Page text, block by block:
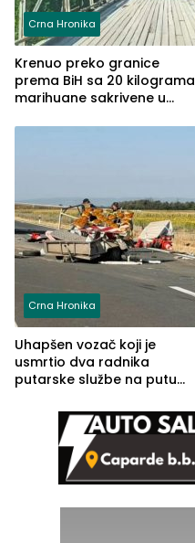
Crna Hronika
Krenuo preko granice
prema BiH sa 20 kilograma
marihuane sakrivene u
Crna Hronika
Uhapšen vozač koji je
usmrtio dva radnika
putarske službe na putu
(FOTO)